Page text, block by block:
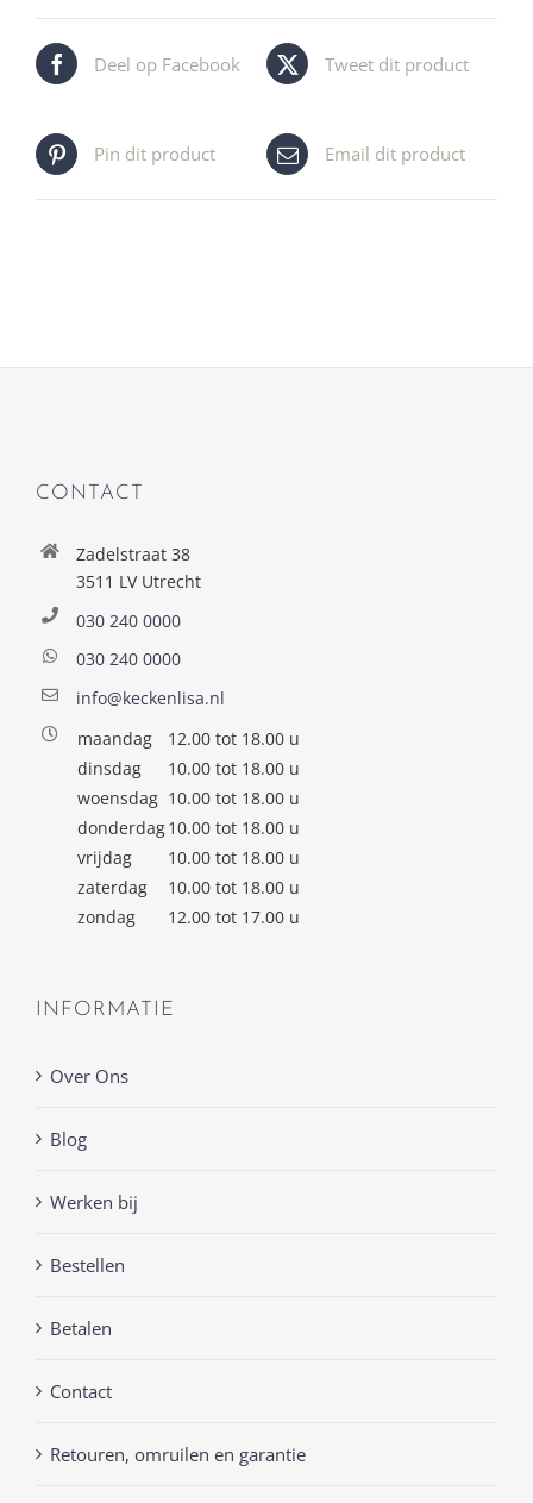
Deel op Facebook Tweet dit product
Pin dit product Email dit product
CONTACT
Zadelstraat 38
3511 LV Utrecht
030 240 0000
030 240 0000
info@keckenlisa.nl
maandag
12.00 tot 18.00 u
dinsdag
10.00 tot 18.00 u
woensdag 10.00 tot 18.00 u
donderdag10.00 tot 18.00 u
vrijdag
10.00 tot 18.00 u
zaterdag
10.00 tot 18.00 u
zondag
12.00 tot 17.00 u
INFORMATIE
Over Ons
Blog
Werken bij
Bestellen
Betalen
Contact
Retouren, omruilen en garantie